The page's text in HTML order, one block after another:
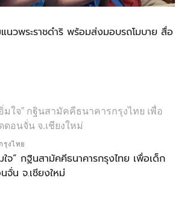
นวพระราชดำริ พร้อมส่งมอบรถโมบาย สื่อ
รุงไทย
จ” กฐินสามัคคีธนาคารกรุงไทย เพื่อเด็ก
น จ.เชียงใหม่